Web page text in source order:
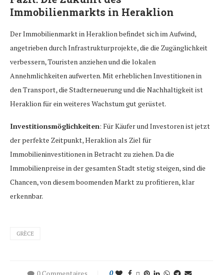
Immobilienmarkts in Heraklion
Der Immobilienmarkt in Heraklion befindet sich im Aufwind,
angetrieben durch Infrastrukturprojekte, die die Zugänglichkeit
verbessern, Touristen anziehen und die lokalen
Annehmlichkeiten aufwerten. Mit erheblichen Investitionen in
den Transport, die Stadterneuerung und die Nachhaltigkeit ist
Heraklion für ein weiteres Wachstum gut gerüstet.
Investitionsmöglichkeiten: Für Käufer und Investoren ist jetzt
der perfekte Zeitpunkt, Heraklion als Ziel für
Immobilieninvestitionen in Betracht zu ziehen. Da die
Immobilienpreise in der gesamten Stadt stetig steigen, sind die
Chancen, von diesem boomenden Markt zu profitieren, klar
erkennbar.
GRÈCE
0